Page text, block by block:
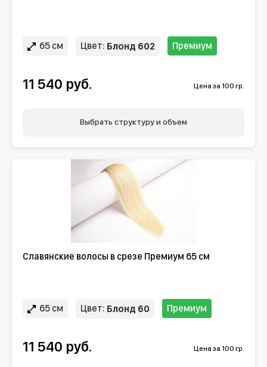
65 см Цвет: Блонд 602 Премиум
11 540 руб. Цена за 100 гр.
Выбрать структуру и объем
Славянские волосы в срезе Премиум 65 см
65 см Цвет: Блонд 60 Премиум
11 540 руб. Цена за 100 гр.